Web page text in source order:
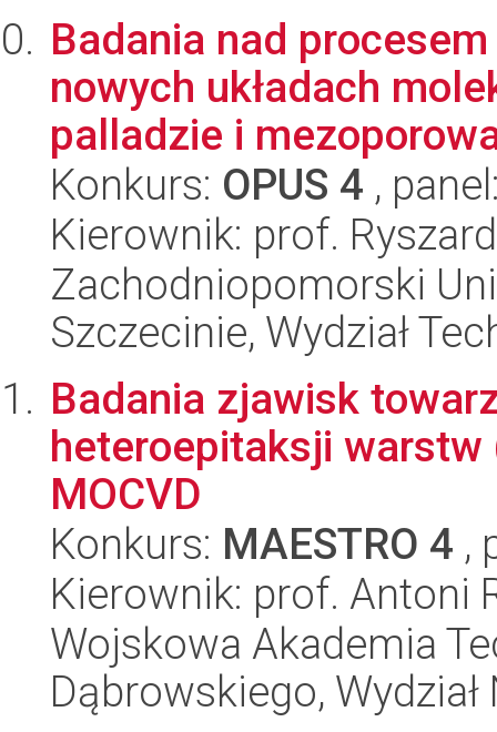
Badania nad
nowych układach
palladzie i
Konkurs: OPUS 4 ,
Kierownik: prof.
Zachodniopomorski
Szczecinie, Wydział
Badania zjawisk
heteroepitaksji warstw
MOCVD
Konkurs: MAESTRO 4 ,
Kierownik: prof. Antoni
Wojskowa Akademia
Dąbrowskiego,